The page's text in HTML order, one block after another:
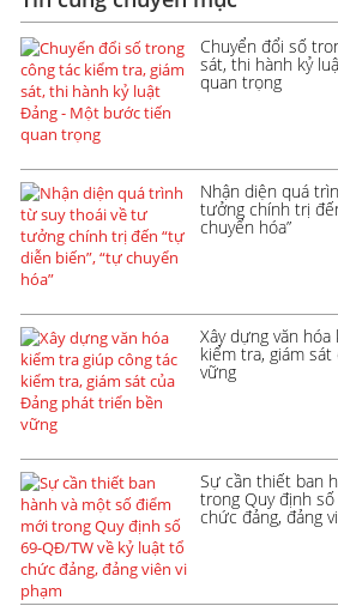
Chuyển đổi số
sát, thi hành kỷ
quan trọng
Nhận diện quá
tưởng chính trị
chuyển hóa”
Xây dựng văn
kiểm tra, giám
vững
Sự cần thiết ban
trong Quy định
chức đảng, đảng